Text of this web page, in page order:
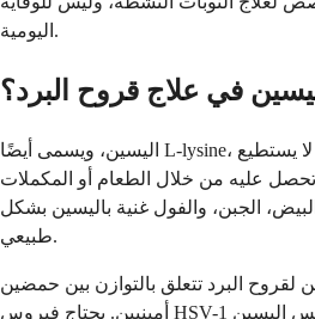
اليومية.
في علاج قروح البرد؟
اليسين، ويسمى أيضًا L-lysine، هو حمض أميني أساسي لا يستطيع
عليه من خلال الطعام أو المكملات
البيض، الجبن، والفول غنية باليسين بشكل
طبيعي.
لقروح البرد تتعلق بالتوازن بين حمضين
أمينيين. يحتاج فيروس HSV-1 إلى الأرجينين للتكاثر. يتنافس اليسين